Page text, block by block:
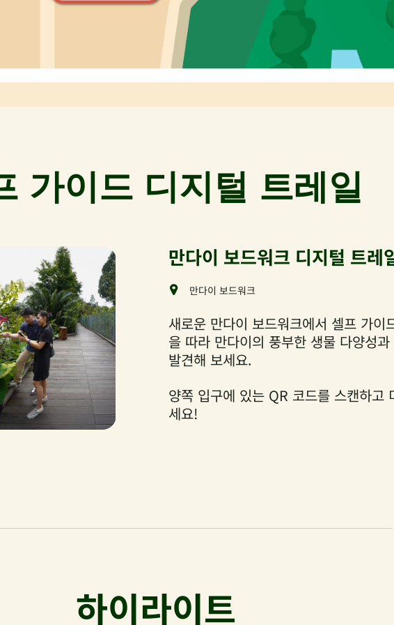
가이드 디지털 트레일
만다이 보드워크 디지털 트레
만다이 보드워크
새로운 만다이 보드워크에서 셀프 가이
을 따라 만다이의 풍부한 생물 다양성
발견해 보세요.
양쪽 입구에 있는 QR 코드를 스캔하고
세요!
하이라이트